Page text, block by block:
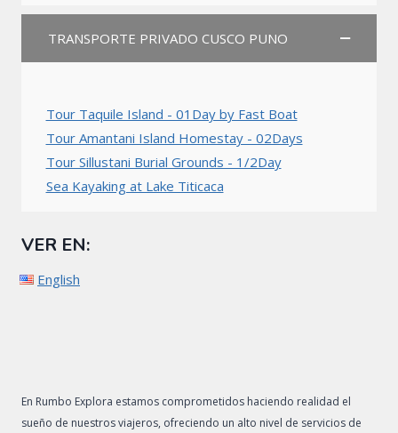
TRANSPORTE PRIVADO CUSCO PUNO
Tour Taquile Island - 01Day by Fast Boat
Tour Amantani Island Homestay - 02Days
Tour Sillustani Burial Grounds - 1/2Day
Sea Kayaking at Lake Titicaca
VER EN:
English
En Rumbo Explora estamos comprometidos haciendo realidad el
sueño de nuestros viajeros, ofreciendo un alto nivel de servicios de